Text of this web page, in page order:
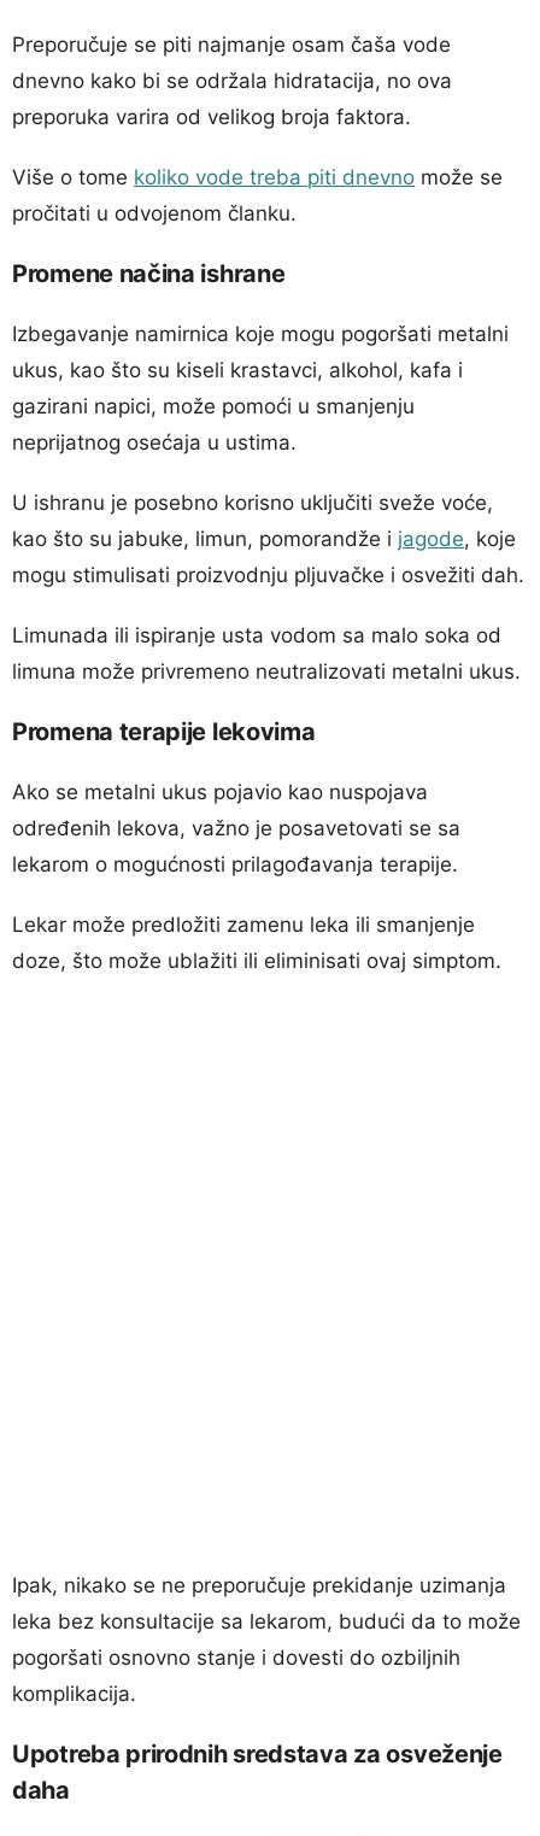
Preporučuje se piti najmanje osam čaša vode
dnevno kako bi se održala hidratacija, no ova
preporuka varira od velikog broja faktora.
Više o tome koliko vode treba piti dnevno može se
pročitati u odvojenom članku.
Promene načina ishrane
Izbegavanje namirnica koje mogu pogoršati metalni
ukus, kao što su kiseli krastavci, alkohol, kafa i
gazirani napici, može pomoći u smanjenju
neprijatnog osećaja u ustima.
U ishranu je posebno korisno uključiti sveže voće,
kao što su jabuke, limun, pomorandže i jagode, koje
mogu stimulisati proizvodnju pljuvačke i osvežiti dah.
Limunada ili ispiranje usta vodom sa malo soka od
limuna može privremeno neutralizovati metalni ukus.
Promena terapije lekovima
Ako se metalni ukus pojavio kao nuspojava
određenih lekova, važno je posavetovati se sa
lekarom o mogućnosti prilagođavanja terapije.
Lekar može predložiti zamenu leka ili smanjenje
doze, što može ublažiti ili eliminisati ovaj simptom.
Ipak, nikako se ne preporučuje prekidanje uzimanja
leka bez konsultacije sa lekarom, budući da to može
pogoršati osnovno stanje i dovesti do ozbiljnih
komplikacija.
Upotreba prirodnih sredstava za osveženje
daha